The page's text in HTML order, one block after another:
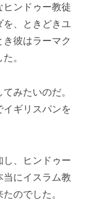
ヒンドゥー教徒
を、ときどきユ
彼はラーマク
。
みたいのだ。
ギリスパンを
、ヒンドゥー
にイスラム教
のでした。